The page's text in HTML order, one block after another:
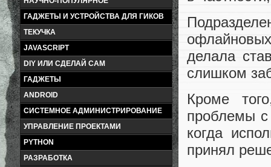
ГАДЖЕТЫ И УСТРОЙСТВА ДЛЯ ГИКОВ
ТЕКУЧКА
JAVASCRIPT
DIY ИЛИ СДЕЛАЙ САМ
ГАДЖЕТЫ
ANDROID
СИСТЕМНОЕ АДМИНИСТРИРОВАНИЕ
УПРАВЛЕНИЕ ПРОЕКТАМИ
PYTHON
РАЗРАБОТКА
делала
слишком
Кроме
проблемы с
когда
принял